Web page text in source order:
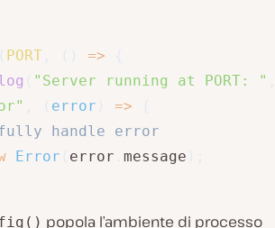
PORT =>
"Server running at PORT: "
error =>
handle error
Error error message
popola l’ambiente di processo